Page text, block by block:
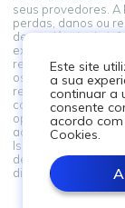
seus provedores.
perdas, danos ou
dependência de
externas
responsabilidade
os links para
reconhece e
com estes termos,
opiniões
aconselhamento
Isenção de
destinam a
distribuição ou uso
Este site
a sua
continuar a
consente
acordo
Cookies.